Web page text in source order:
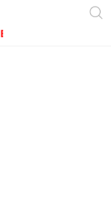
JAWA BARAT